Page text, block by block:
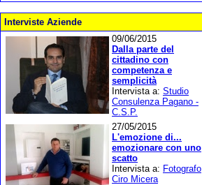
Interviste Aziende
09/06/2015
Dalla parte del
cittadino con
competenza e
semplicità
Intervista a: Studio
Consulenza Pagano -
C.S.P.
27/05/2015
L'emozione di...
emozionare con uno
scatto
Intervista a: Fotografo
Ciro Micera